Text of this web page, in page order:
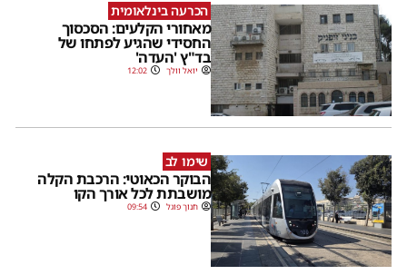
הכרעה בינלאומית
מאחורי הקלעים: הסכסוך
החסידי שהגיע לפתחו של
בד"ץ 'העדה'
יואל וולך 12:02
שימו לב
הבוקר הכאוטי: הרכבת הקלה
מושבתת לכל אורך הקו
חנוך פוגל 09:54